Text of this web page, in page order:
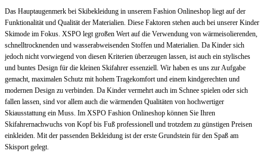
Das Hauptaugenmerk bei Skibekleidung in unserem Fashion Onlineshop liegt auf der
Funktionalität und Qualität der Materialien. Diese Faktoren stehen auch bei unserer Kinder
Skimode im Fokus. XSPO legt großen Wert auf die Verwendung von wärmeisolierenden,
schnelltrocknenden und wasserabweisenden Stoffen und Materialien. Da Kinder sich
jedoch nicht vorwiegend von diesen Kriterien überzeugen lassen, ist auch ein stylisches
und buntes Design für die kleinen Skifahrer essenziell. Wir haben es uns zur Aufgabe
gemacht, maximalen Schutz mit hohem Tragekomfort und einem kindgerechten und
modernen Design zu verbinden. Da Kinder vermehrt auch im Schnee spielen oder sich
fallen lassen, sind vor allem auch die wärmenden Qualitäten von hochwertiger
Skiausstattung ein Muss. Im XSPO Fashion Onlineshop können Sie Ihren
Skifahrernachwuchs von Kopf bis Fuß professionell und trotzdem zu günstigen Preisen
einkleiden. Mit der passenden Bekleidung ist der erste Grundstein für den Spaß am
Skisport gelegt.